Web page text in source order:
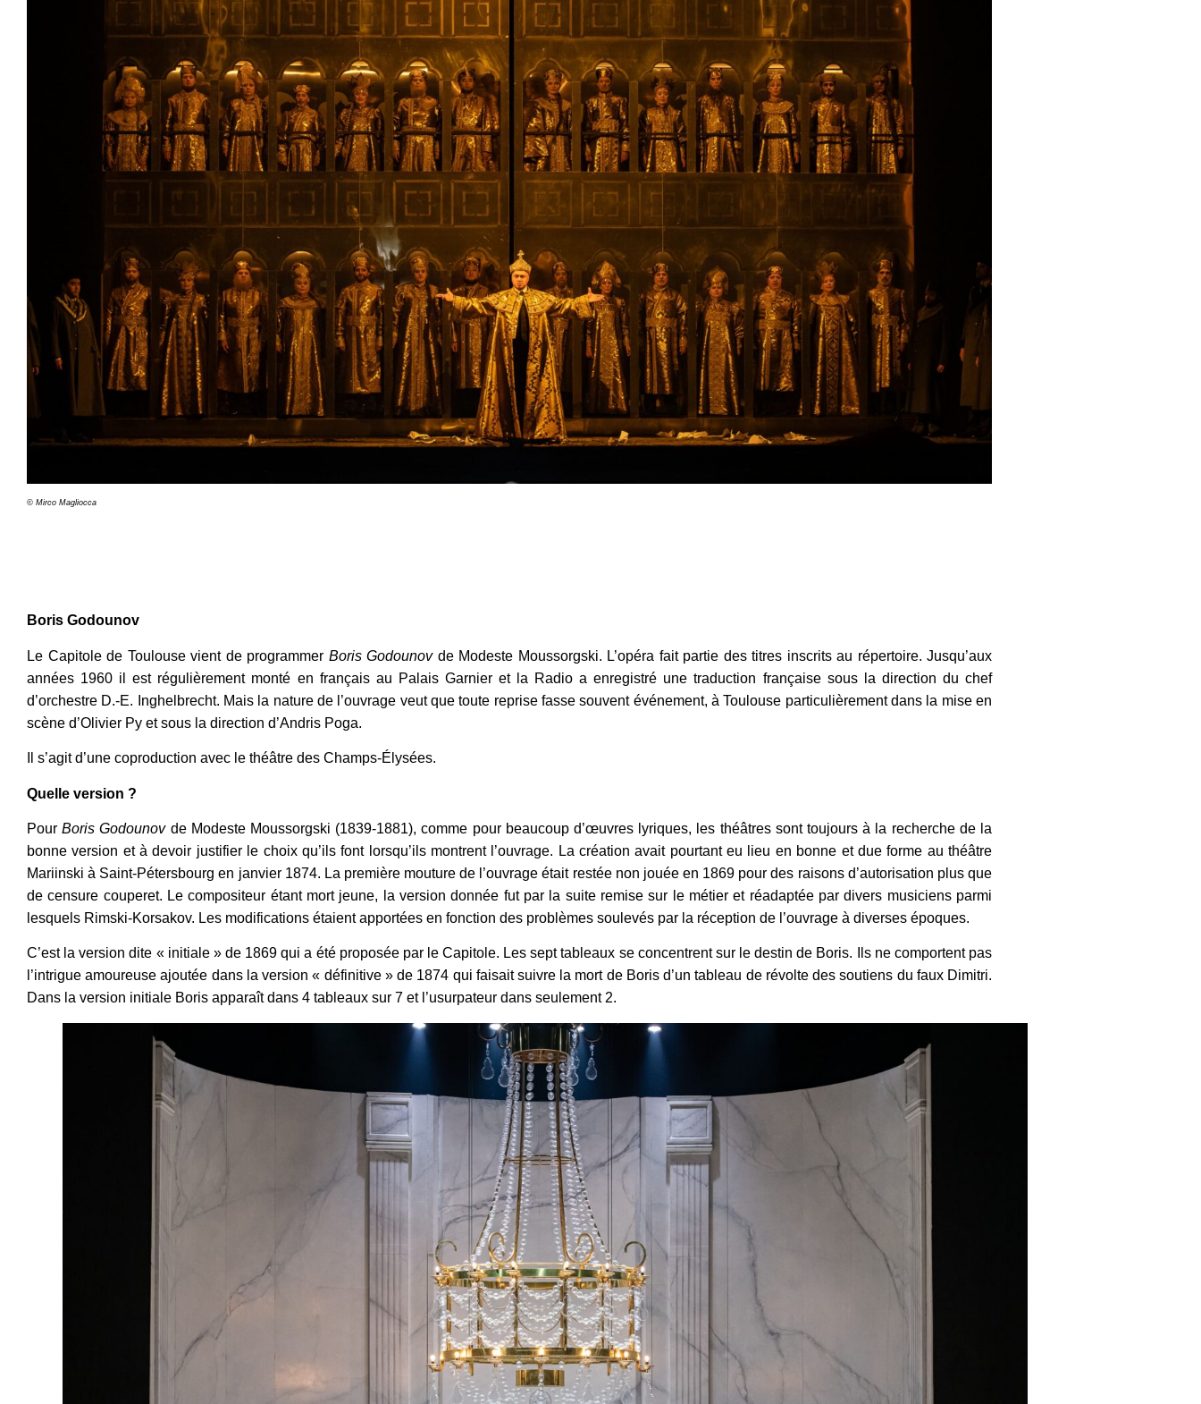
© Mirco Magliocca
Boris Godounov
Le Capitole de Toulouse vient de programmer Boris Godounovde Modeste Moussorgski. L’opéra fait partie des titres inscrits au répertoire. Jusqu’aux
années 1960 il est régulièrement monté en français au Palais Garnier et la Radio a enregistré une traduction française sous la direction du chef
d’orchestre D.-E. Inghelbrecht. Mais la nature de l’ouvrage veut que toute reprise fasse souvent événement, à Toulouse particulièrement dans la mise en
scène d’Olivier Py et sous la direction d’Andris Poga.
Il s’agit d’une coproduction avec le théâtre des Champs-Élysées.
Quelle version ?
PourBoris Godounovde Modeste Moussorgski (1839-1881), comme pour beaucoup d’œuvres lyriques, les théâtres sont toujours à la recherche de la
bonne version et à devoir justifier le choix qu’ils font lorsqu’ils montrent l’ouvrage. La création avait pourtant eu lieu en bonne et due forme au théâtre
Mariinski à Saint-Pétersbourg en janvier 1874. La première mouture de l’ouvrage était restée non jouée en 1869 pour des raisons d’autorisation plus que
de censure couperet. Le compositeur étant mort jeune, la version donnée fut par la suite remise sur le métier et réadaptée par divers musiciens parmi
lesquels Rimski-Korsakov. Les modifications étaient apportées en fonction des problèmes soulevés par la réception de l’ouvrage à diverses époques.
C’est la version dite « initiale » de 1869 qui a été proposée par le Capitole. Les sept tableaux se concentrent sur le destin de Boris. Ils ne comportent pas
l’intrigue amoureuse ajoutée dans la version « définitive » de 1874 qui faisait suivre la mort de Boris d’un tableau de révolte des soutiens du faux Dimitri.
Dans la version initiale Boris apparaît dans 4 tableaux sur 7 et l’usurpateur dans seulement 2.